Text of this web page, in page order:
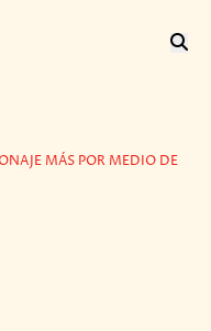
MÁS POR MEDIO DE